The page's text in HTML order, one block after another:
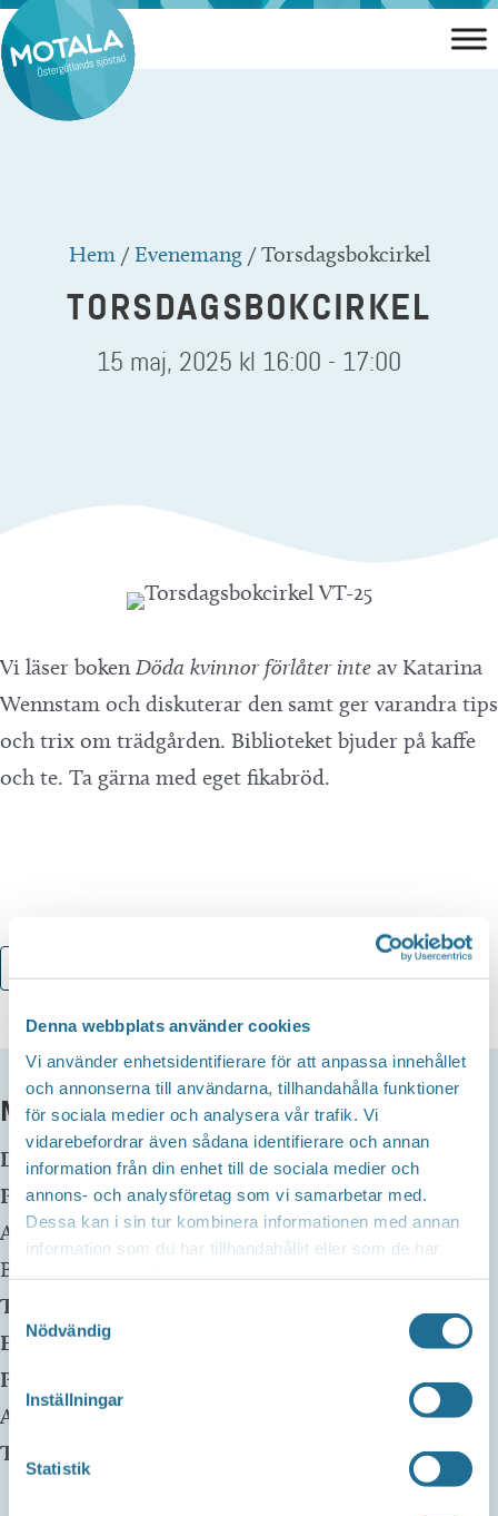
Denna webbplats använder cookies
Vi använder enhetsidentifierare för att anpassa innehållet
och annonserna till användarna, tillhandahålla funktioner
för sociala medier och analysera vår trafik. Vi
vidarebefordrar även sådana identifierare och annan
information från din enhet till de sociala medier och
annons- och analysföretag som vi samarbetar med.
Dessa kan i sin tur kombinera informationen med annan
information som du har tillhandahållit eller som de har
Samtyckesval
Nödvändig
Inställningar
Statistik
Hoppa
till
innehåll
Hem/Evenemang/Torsdagsbokcirkel
TORSDAGSBOKCIRKEL
15 maj, 2025 kl 16:00 - 17:00
Vi läser bokenDöda kvinnor förlåter inte av Katarina
Wennstam och diskuterar den samt ger varandra tips
och trix om trädgården. Biblioteket bjuder på kaffe
och te. Ta gärna med eget fikabröd.
MER INFO
Datum: 15 maj, 2025 kl 16:00-17:00
Plats:Borensbergs Bibliotek
Adress: Husbyvägen 13
Borensberg
Telefon:
E-mail:
Pris:
Arrangör:
Telefonnummer arrangör: